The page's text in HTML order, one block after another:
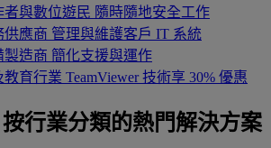
者與數位遊民 隨時隨地安全工作
供應商 管理與維護客戶 IT 系統
製造商 簡化支援與運作
教育行業 TeamViewer 技術享 30% 優惠
按行業分類的熱門解決方案